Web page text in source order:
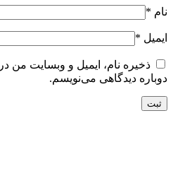
نام *
ایمیل *
ذخیره نام، ایمیل و وبسایت من
دوباره دیدگاهی می‌نویسم.